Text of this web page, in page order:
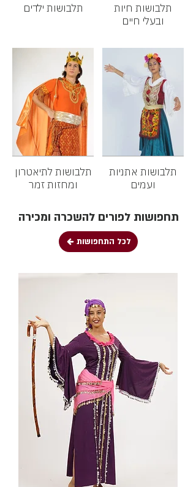
תלבושות ילדים
תלבושות חיות
ובעלי חיים
תלבושות לתיאטרון
ומחזות זמר
תלבושות אתניות
ועמים
תחפושות לפורים להשכרה ומכירה
לכל התחפושות